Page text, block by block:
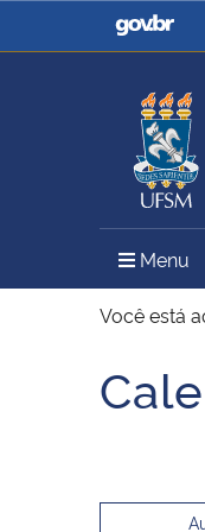
Casa Civil
Ministério
Pecuária e
Ministério
Secretaria
Menu
Você está
Início do